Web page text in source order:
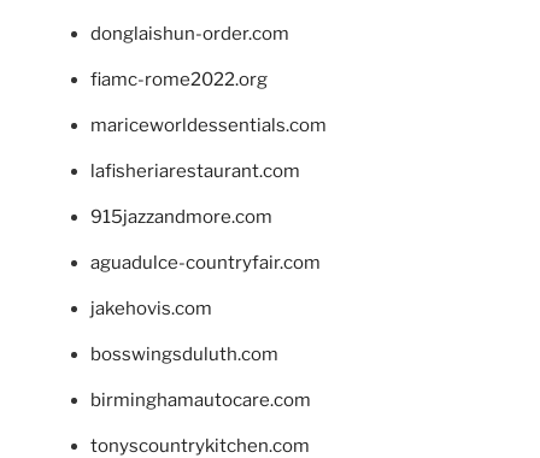
donglaishun-order.com
fiamc-rome2022.org
mariceworldessentials.com
lafisheriarestaurant.com
915jazzandmore.com
aguadulce-countryfair.com
jakehovis.com
bosswingsduluth.com
birminghamautocare.com
tonyscountrykitchen.com